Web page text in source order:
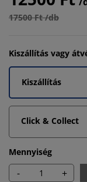
17500 Ft /db
Kiszállítás vagy
Kiszállítás
Click & Collect
Mennyiség
- +